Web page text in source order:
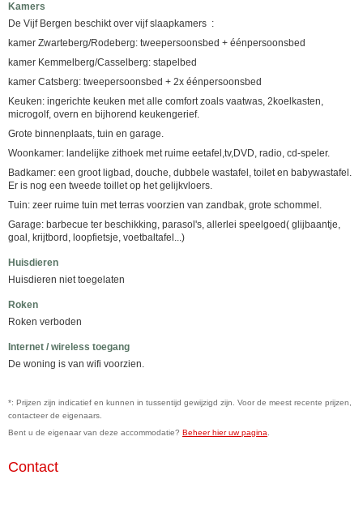
Kamers
De Vijf Bergen beschikt over vijf slaapkamers :
kamer Zwarteberg/Rodeberg: tweepersoonsbed + éénpersoonsbed
kamer Kemmelberg/Casselberg: stapelbed
kamer Catsberg: tweepersoonsbed + 2x éénpersoonsbed
Keuken: ingerichte keuken met alle comfort zoals vaatwas, 2koelkasten,
microgolf, overn en bijhorend keukengerief.
Grote binnenplaats, tuin en garage.
Woonkamer: landelijke zithoek met ruime eetafel,tv,DVD, radio, cd-speler.
Badkamer: een groot ligbad, douche, dubbele wastafel, toilet en babywastafel.
Er is nog een tweede toillet op het gelijkvloers.
Tuin: zeer ruime tuin met terras voorzien van zandbak, grote schommel.
Garage: barbecue ter beschikking, parasol's, allerlei speelgoed( glijbaantje,
goal, krijtbord, loopfietsje, voetbaltafel...)
Huisdieren
Huisdieren niet toegelaten
Roken
Roken verboden
Internet / wireless toegang
De woning is van wifi voorzien.
*: Prijzen zijn indicatief en kunnen in tussentijd gewijzigd zijn. Voor de meest recente prijzen,
contacteer de eigenaars.
Bent u de eigenaar van deze accommodatie? Beheer hier uw pagina
Contact